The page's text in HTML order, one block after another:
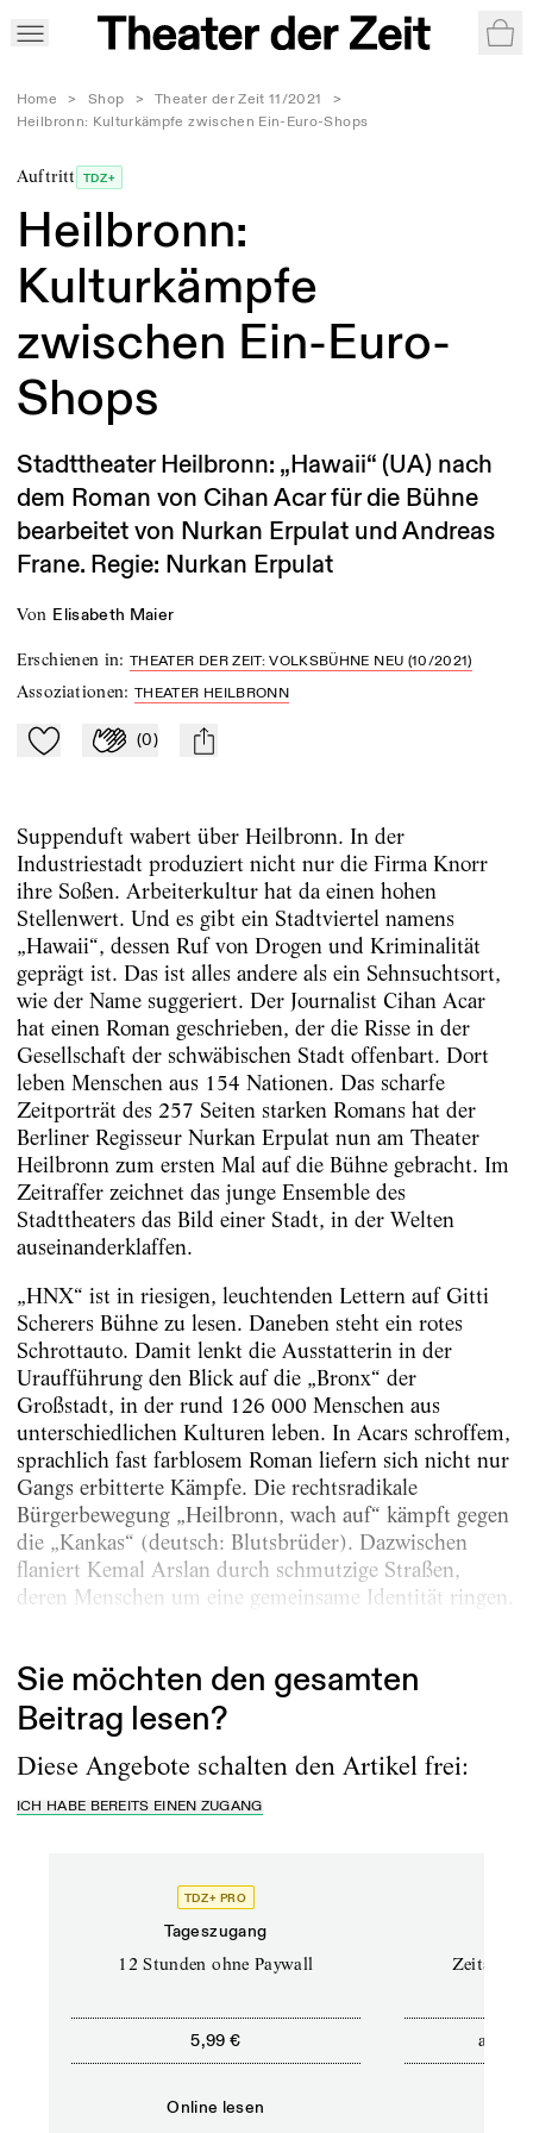
Home > Shop > Theater der Zeit 11/2021
>
Heilbronn: Kulturkämpfe zwischen Ein-Euro-Shops
Auftritt TDZ+
Heilbronn:
Kulturkämpfe
zwischen Ein-Euro-
Shops
Stadttheater Heilbronn: „Hawaii“ (UA) nach
dem Roman von Cihan Acar für die Bühne
bearbeitet von Nurkan Erpulat und Andreas
Frane. Regie: Nurkan Erpulat
von Elisabeth Maier
Erschienen in:THEATER DER ZEIT: VOLKSBÜHNE NEU (10/2021)
Assoziationen:THEATER HEILBRONN
Zu Mein-TdZ hinzufügen
Applaudieren
(0) mail
Suppenduft wabert über Heilbronn. In der
Industriestadt produziert nicht nur die Firma Knorr
ihre Soßen. Arbeiterkultur hat da einen hohen
Stellenwert. Und es gibt ein Stadtviertel namens
„Hawaii“, dessen Ruf von Drogen und Kriminalität
geprägt ist. Das ist alles ­andere als ein Sehnsuchtsort,
wie der Name suggeriert. Der Journalist Cihan Acar
hat einen Roman geschrieben, der die Risse in der
Gesellschaft der schwäbischen Stadt offenbart. Dort
leben Menschen aus 154 Nationen. Das scharfe
Zeitporträt des 257 Seiten starken Romans hat der
Berliner Regisseur Nurkan Erpulat nun am Theater
Heilbronn zum ersten Mal auf die Bühne gebracht. Im
Zeitraffer zeichnet das junge Ensemble des
Stadttheaters das Bild einer Stadt, in der Welten
auseinanderklaffen.
„HNX“ ist in riesigen, leuchtenden Lettern auf Gitti
Scherers Bühne zu lesen. Daneben steht ein rotes
Schrottauto. Damit lenkt die Ausstatterin in der
Uraufführung den Blick auf die „Bronx“ der
Großstadt, in der rund 126 000 Menschen aus
unterschiedlichen Kulturen leben. In Acars schroffem,
sprachlich fast farblosem Roman liefern sich nicht nur
Gangs erbitterte Kämpfe. Die rechtsradikale
Bürgerbewegung „Heilbronn, wach auf“ kämpft gegen
die „Kankas“ (deutsch: Blutsbrüder). Dazwischen
flaniert Kemal Arslan durch schmutzige Straßen,
deren Menschen um eine gemeinsame Identität ringen.
Sie möchten den gesamten
Beitrag lesen?
Diese Angebote schalten den Artikel frei:
ICH HABE BEREITS EINEN ZUGANG
TDZ+ PRO
Tageszugang
12 Stunden ohne Paywall
5,99 €
Online lesen
ab